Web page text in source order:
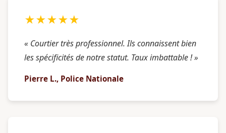
★★★★★
« Courtier très professionnel. Ils connaissent bien
les spécificités de notre statut. Taux imbattable ! »
Pierre L., Police Nationale